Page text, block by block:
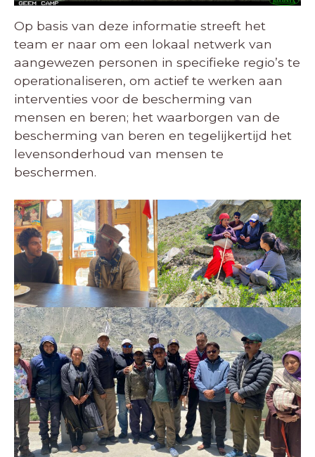
Op basis van deze informatie streeft het
team er naar om een lokaal netwerk van
aangewezen personen in specifieke regio’s te
operationaliseren, om actief te werken aan
interventies voor de bescherming van
mensen en beren; het waarborgen van de
bescherming van beren en tegelijkertijd het
levensonderhoud van mensen te
beschermen.